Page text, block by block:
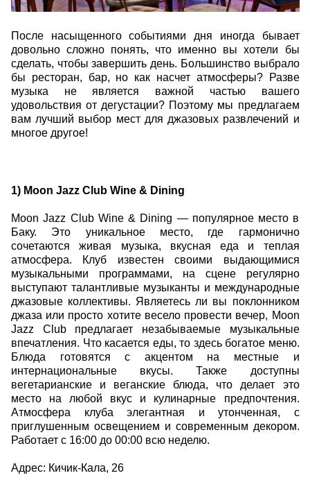
После насыщенного событиями дня иногда бывает
довольно сложно понять, что именно вы хотели бы
сделать, чтобы завершить день. Большинство выбрало
бы ресторан, бар, но как насчет атмосферы? Разве
музыка не является важной частью вашего
удовольствия от дегустации? Поэтому мы предлагаем
вам лучший выбор мест для джазовых развлечений и
многое другое!
1) Moon Jazz Club Wine & Dining
Moon Jazz Club Wine & Dining — популярное место в
Баку. Это уникальное место, где гармонично
сочетаются живая музыка, вкусная еда и теплая
атмосфера. Клуб известен своими выдающимися
музыкальными программами, на сцене регулярно
выступают талантливые музыканты и международные
джазовые коллективы. Являетесь ли вы поклонником
джаза или просто хотите весело провести вечер, Moon
Jazz Club предлагает незабываемые музыкальные
впечатления. Что касается еды, то здесь богатое меню.
Блюда готовятся с акцентом на местные и
интернациональные вкусы. Также доступны
вегетарианские и веганские блюда, что делает это
место на любой вкус и кулинарные предпочтения.
Атмосфера клуба элегантная и утонченная, с
приглушенным освещением и современным декором.
Работает с 16:00 до 00:00 всю неделю.
Адрес: Кичик-Кала, 26